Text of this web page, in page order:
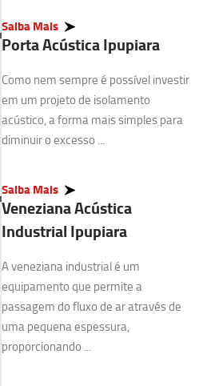
Saiba Mais
Porta Acústica Ipupiara
Como nem sempre é possível investir
em um projeto de isolamento
acústico, a forma mais simples para
diminuir o excesso ...
Saiba Mais
Veneziana Acústica
Industrial Ipupiara
A veneziana industrial é um
equipamento que permite a
passagem do fluxo de ar através de
uma pequena espessura,
proporcionando ...